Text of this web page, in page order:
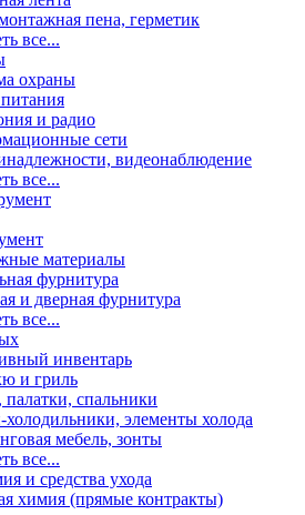
пена, герметик
все...
охраны
и радио
сети
видеонаблюдение
все...
материалы
фурнитура
и дверная фурнитура
все...
инвентарь
и гриль
спальники
элементы холода
мебель, зонты
все...
и средства ухода
химия (прямые контракты)